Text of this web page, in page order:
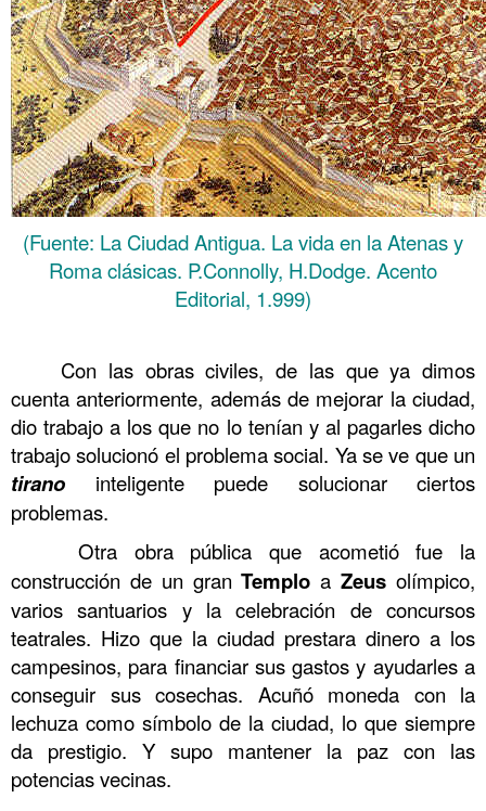
(Fuente: La Ciudad Antigua. La vida en la Atenas y
Roma clásicas. P.Connolly, H.Dodge. Acento
Editorial, 1.999)
Con las obras civiles, de las que ya dimos
cuenta anteriormente, además de mejorar la ciudad,
dio trabajo a los que no lo tenían y al pagarles dicho
trabajo solucionó el problema social. Ya se ve que un
tirano
inteligente puede solucionar ciertos
problemas.
Otra obra pública que acometió fue la
construcción de un granTemplo aZeus olímpico,
varios santuarios y la celebración de concursos
teatrales. Hizo que la ciudad prestara dinero a los
campesinos, para financiar sus gastos y ayudarles a
conseguir sus cosechas. Acuñó moneda con la
lechuza como símbolo de la ciudad, lo que siempre
da prestigio. Y supo mantener la paz con las
potencias vecinas.